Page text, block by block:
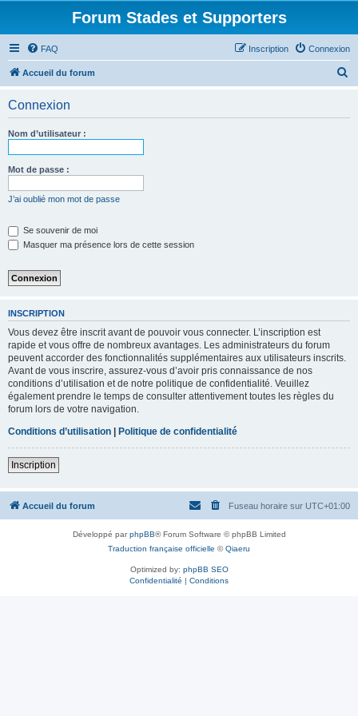
Forum Stades et Supporters
FAQ Connexion
Inscription
Accueil du forum
Connexion
Nom d’utilisateur :
Mot de passe :
J’ai oublié mon mot de passe
Se souvenir de moi
Masquer ma présence lors de cette session
INSCRIPTION
Vous devez être inscrit avant de pouvoir vous connecter. L’inscription est
rapide et vous offre de nombreux avantages. Les administrateurs du forum
peuvent accorder des fonctionnalités supplémentaires aux utilisateurs inscrits.
Avant de vous inscrire, assurez-vous d’avoir pris connaissance de nos
conditions d’utilisation et de notre politique de confidentialité. Veuillez
également prendre le temps de consulter attentivement toutes les règles du
forum lors de votre navigation.
Conditions d’utilisation | Politique de confidentialité
Inscription
Accueil du forum Fuseau horaire sur UTC+01:00
Développé parphpBB® Forum Software © phpBB Limited
Traduction française officielle ©Qiaeru
Optimized by: phpBB SEO
Confidentialité | Conditions